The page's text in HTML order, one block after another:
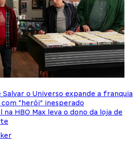
o Universo expande a franquia
“herói” inesperado
HBO Max leva o dono da loja de